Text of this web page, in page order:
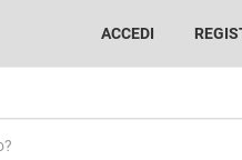
ACCEDI